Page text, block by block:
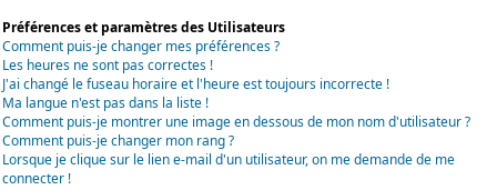
Préférences et paramètres des Utilisateurs
Comment puis-je changer mes préférences ?
Les heures ne sont pas correctes !
J'ai changé le fuseau horaire et l'heure est toujours incorrecte !
Ma langue n'est pas dans la liste !
Comment puis-je montrer une image en dessous de mon nom d'utilisateur ?
Comment puis-je changer mon rang ?
Lorsque je clique sur le lien e-mail d'un utilisateur, on me demande de me
connecter !